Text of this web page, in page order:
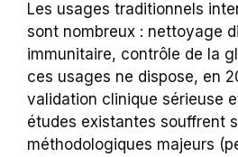
Les usages traditionnels
sont nombreux : nettoyage
immunitaire, contrôle de la
ces usages ne dispose, en
validation clinique sérieuse
études existantes souffrent
méthodologiques majeurs